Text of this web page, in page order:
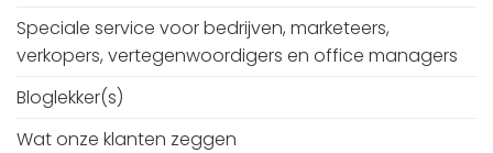
Speciale service voor bedrijven, marketeers,
verkopers, vertegenwoordigers en office managers
Bloglekker(s)
Wat onze klanten zeggen